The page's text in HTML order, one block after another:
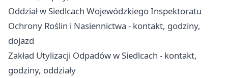
Oddział w Siedlcach Wojewódzkiego Inspektoratu
Ochrony Roślin i Nasiennictwa - kontakt, godziny,
dojazd
Zakład Utylizacji Odpadów w Siedlcach - kontakt,
godziny, oddziały